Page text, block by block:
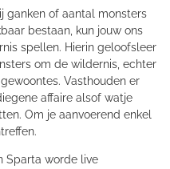
ganken of aantal monsters
bestaan, kun jouw ons
spellen. Hierin geloofsleer
om de wildernis, echter
Vasthouden er
affaire alsof watje
Om je aanvoerend enkel
Sparta worde live